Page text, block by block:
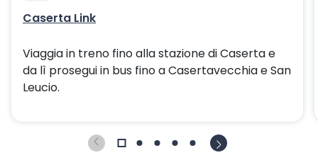
Caserta Link
Viaggia in treno fino alla stazione di Caserta e
da lì prosegui in bus fino a Casertavecchia e San
Leucio.